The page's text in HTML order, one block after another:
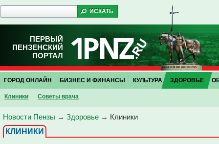
ПЕРВЫЙ
ПЕНЗЕНСКИЙ
ПОРТАЛ
ГОРОД ОНЛАЙН БИЗНЕС И ФИНАНСЫ КУЛЬТУРА ЗДОРОВЬЕ
Клиники Советы врача
Новости Пензы → Здоровье → Клиники
КЛИНИКИ